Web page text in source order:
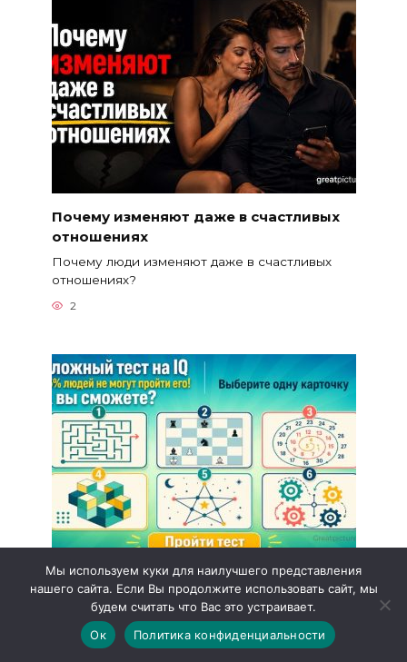
Почему изменяют даже в счастливых
отношениях
Почему люди изменяют даже в счастливых
отношениях?
2
Сложный тест на IQ. 95% людей не
могут пройти его! А вы сможете?
Сложный тест на IQ. 95% людей не могут
пройти его!
Мы используем куки для наилучшего представления
нашего сайта. Если Вы продолжите использовать сайт, мы
будем считать что Вас это устраивает.
Ок
Политика конфиденциальности